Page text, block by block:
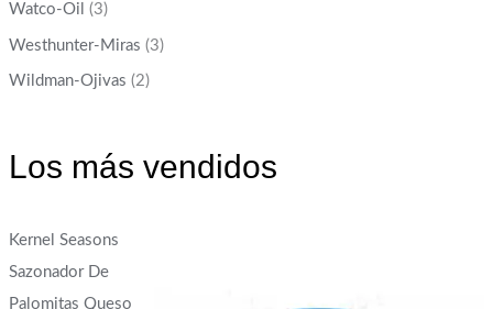
Watco-Oil (3)
Westhunter-Miras (3)
Wildman-Ojivas (2)
Los más vendidos
Kernel Seasons
Sazonador De
Palomitas Queso